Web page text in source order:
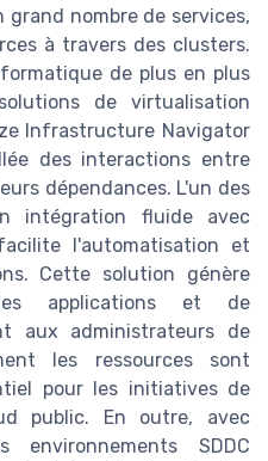
nombre de services,
à travers des clusters.
de plus en plus
de virtualisation
Infrastructure Navigator
des interactions entre
dépendances. L'un des
intégration fluide avec
l'automatisation et
Cette solution génère
applications et de
aux administrateurs de
les ressources sont
pour les initiatives de
public. En outre, avec
environnements SDDC